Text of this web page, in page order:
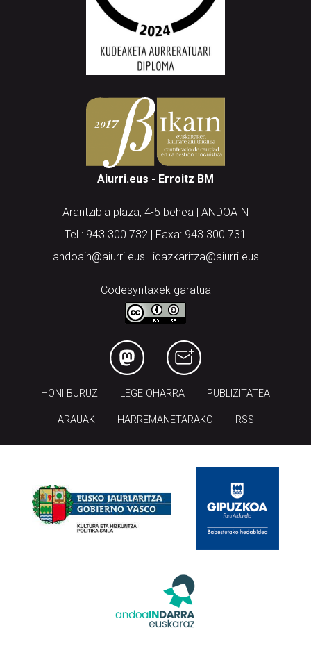
Aiurri.eus - Erroitz BM
Arantzibia plaza, 4-5 behea | ANDOAIN
Tel.: 943 300 732 | Faxa: 943 300 731
andoain@aiurri.eus | idazkaritza@aiurri.eus
Codesyntaxek garatua
HONI BURUZ LEGE OHARRA PUBLIZITATEA
ARAUAK HARREMANETARAKO RSS